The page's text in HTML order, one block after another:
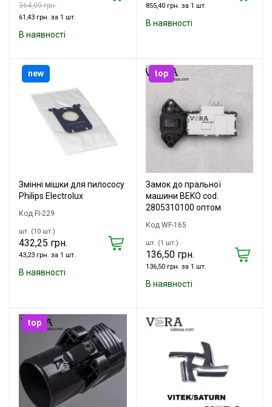
364,00 грн.
61,43 грн. за 1 шт.
В наявності
855,40 грн. за 1 шт.
В наявності
Змінні мішки для пилососу
Philips Electrolux
Код FI-229
шт. (10 шт.)
432,25 грн.
43,23 грн. за 1 шт.
В наявності
new
Замок до пральної
машини BEKO cod.
2805310100 оптом
Код WF-165
шт. (1 шт.)
136,50 грн.
136,50 грн. за 1 шт.
В наявності
top
top